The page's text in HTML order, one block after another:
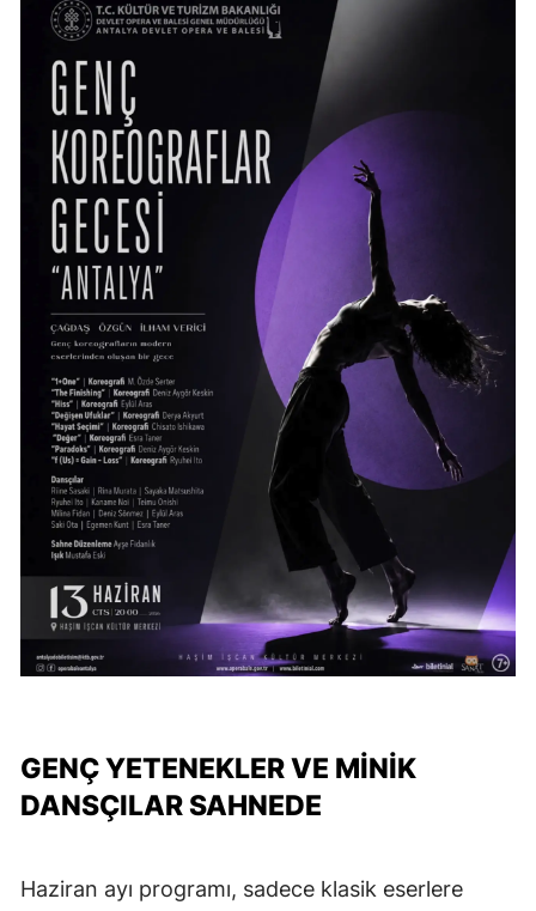
GENÇ YETENEKLER VE MİNİK
DANSÇILAR SAHNEDE
Haziran ayı programı, sadece klasik eserlere